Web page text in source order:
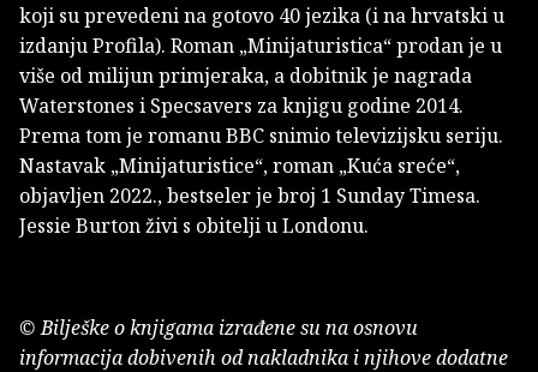
koji su prevedeni na gotovo 40 jezika (i na hrvatski u
izdanju Profila). Roman „Minijaturistica“ prodan je u
više od milijun primjeraka, a dobitnik je nagrada
Waterstones i Specsavers za knjigu godine 2014.
Prema tom je romanu BBC snimio televizijsku seriju.
Nastavak „Minijaturistice“, roman „Kuća sreće“,
objavljen 2022., bestseler je broj 1 Sunday Timesa.
Jessie Burton živi s obitelji u Londonu.
© Bilješke o knjigama izrađene su na osnovu
informacija dobivenih od nakladnika i njihove dodatne